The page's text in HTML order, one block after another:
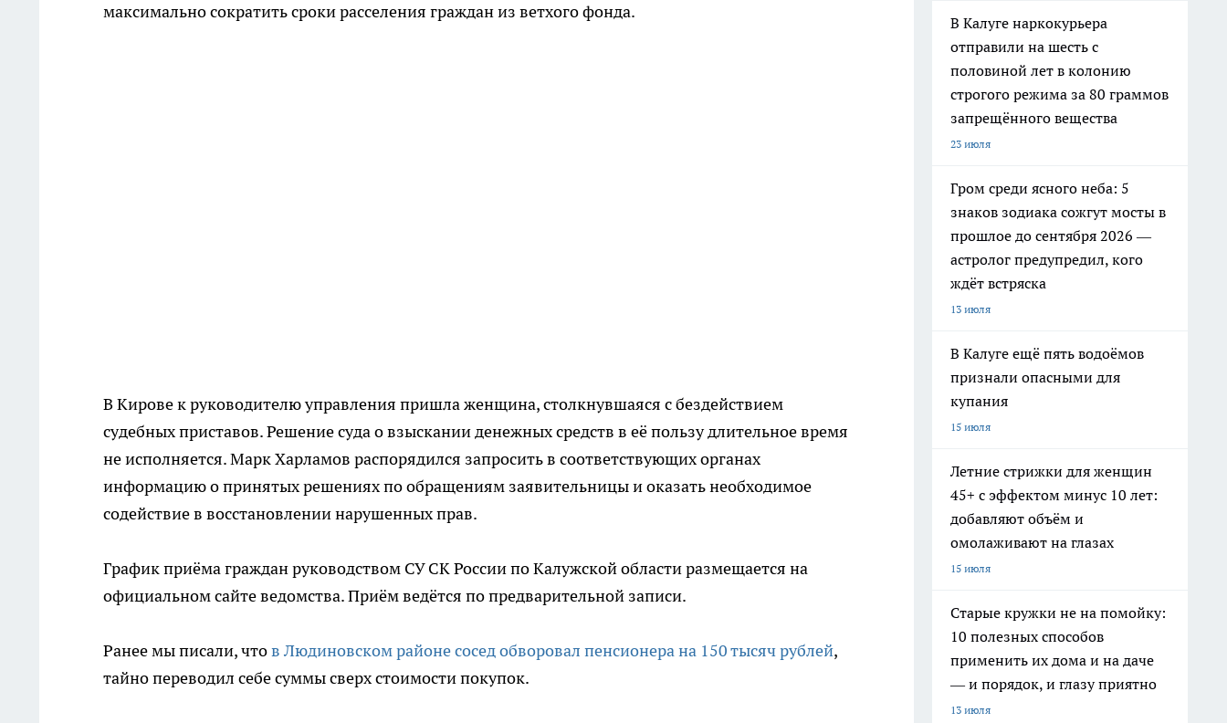
максимально сократить сроки расселения граждан из ветхого фонда.
В Кирове к руководителю управления пришла женщина, столкнувшаяся с бездействием
судебных приставов. Решение суда о взыскании денежных средств в её пользу длительное время
не исполняется. Марк Харламов распорядился запросить в соответствующих органах
информацию о принятых решениях по обращениям заявительницы и оказать необходимое
содействие в восстановлении нарушенных прав.
График приёма граждан руководством СУ СК России по Калужской области размещается на
официальном сайте ведомства. Приём ведётся по предварительной записи.
Ранее мы писали, чтов Людиновском районе сосед обворовал пенсионера на 150 тысяч рублей,
тайно переводил себе суммы сверх стоимости покупок.
В Калуге наркокурьера
отправили на шесть с
половиной лет в колонию
строгого режима за 80 граммов
запрещённого вещества
23 июля
Гром среди ясного неба: 5
знаков зодиака сожгут мосты в
прошлое до сентября 2026 —
астролог предупредил, кого
ждёт встряска
13 июля
В Калуге ещё пять водоёмов
признали опасными для
купания
15 июля
Летние стрижки для женщин
45+ с эффектом минус 10 лет:
добавляют объём и
омолаживают на глазах
15 июля
Старые кружки не на помойку:
10 полезных способов
применить их дома и на даче
— и порядок, и глазу приятно
13 июля